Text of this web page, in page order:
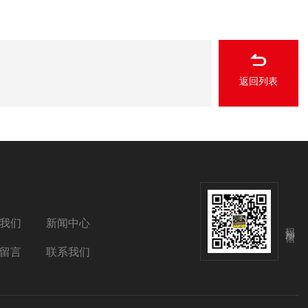
返回列表
们 新闻中心
言 联系我们